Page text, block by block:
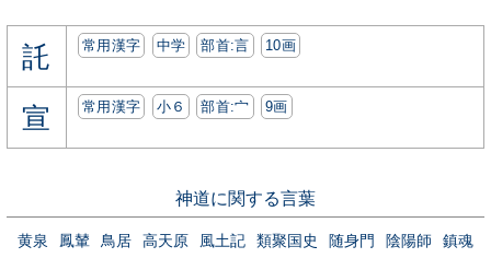
託 常用漢字 中学 部首:⾔ 10画
宣 常用漢字 小６ 部首:⼧ 9画
神道に関する言葉
黄泉 鳳輦 鳥居 高天原 風土記 類聚国史 随身門 陰陽師
鎮魂